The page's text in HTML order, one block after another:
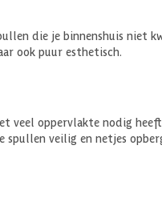
die je binnenshuis niet
ook puur esthetisch.
veel oppervlakte nodig
veilig en netjes